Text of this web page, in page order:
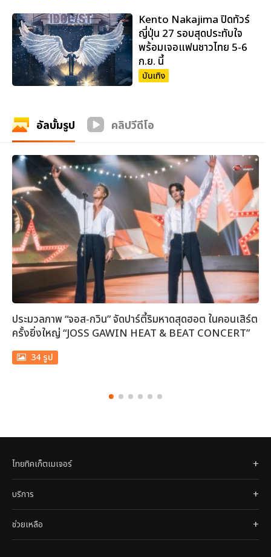
Kento Nakajima ปิดทัวร์
ญี่ปุ่น 27 รอบสุดประทับใจ
พร้อมเจอแฟนชาวไทย 5-6
ก.ย. นี้
บันเทิง
อัลบั้มรูป คลิปวีดีโอ
ประมวลภาพ “จอส-กวิน” จัดปาร์ตี้ริมหาดสุดฮอต ในคอนเสิร์ต
ครั้งยิ่งใหญ่ “JOSS GAWIN HEAT & BEAT CONCERT”
34 รูป
ไทยทิคเก็ตเมเจอร์
บริการ
ช่วยเหลือ